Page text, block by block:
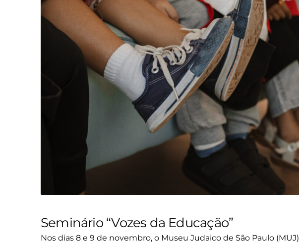
Seminário “Vozes da Educação”
Nos dias 8 e 9 de novembro, o Museu Judaico de São Paulo (MUJ)